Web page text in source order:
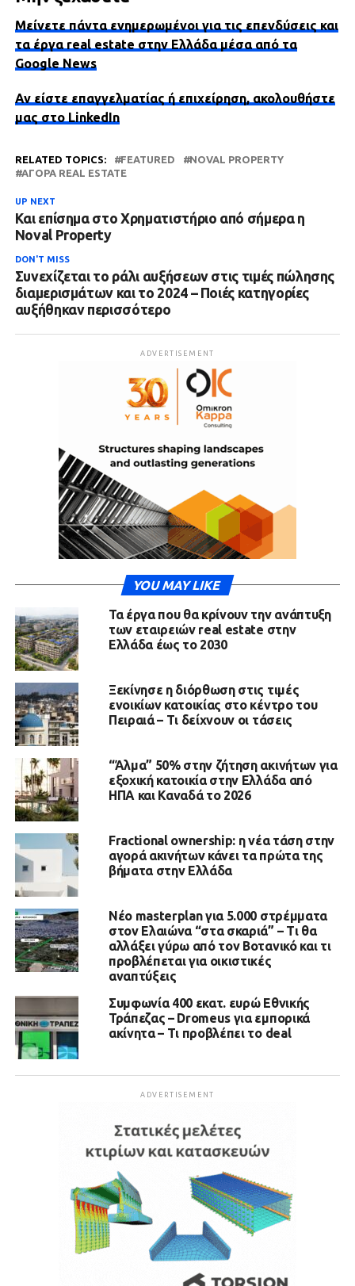
Μείνετε πάντα ενημερωμένοι για τις επενδύσεις και
τα έργα real estate στην Ελλάδα μέσα από τα
Google News
Αν είστε επαγγελματίας ή επιχείρηση, ακολουθήστε
μας στο LinkedIn
RELATED TOPICS: FEATURED
NOVAL PROPERTY
ΑΓΟΡΆ REAL ESTATE
UP NEXT
Και επίσημα στο Χρηματιστήριο από σήμερα η
Noval Property
DON'T MISS
Συνεχίζεται το ράλι αυξήσεων στις τιμές πώλησης
διαμερισμάτων και το 2024 – Ποιές κατηγορίες
αυξήθηκαν περισσότερο
ADVERTISEMENT
YOU MAY LIKE
Τα έργα που θα κρίνουν την ανάπτυξη
των εταιρειών real estate στην
Ελλάδα έως το 2030
Ξεκίνησε η διόρθωση στις τιμές
ενοικίων κατοικίας στο κέντρο του
Πειραιά – Τι δείχνουν οι τάσεις
“Άλμα” 50% στην ζήτηση ακινήτων για
εξοχική κατοικία στην Ελλάδα από
ΗΠΑ και Καναδά το 2026
Fractional ownership: η νέα τάση στην
αγορά ακινήτων κάνει τα πρώτα της
βήματα στην Ελλάδα
Νέο masterplan για 5.000 στρέμματα
στον Ελαιώνα “στα σκαριά” – Τι θα
αλλάξει γύρω από τον Βοτανικό και τι
προβλέπεται για οικιστικές
αναπτύξεις
Συμφωνία 400 εκατ. ευρώ Εθνικής
Τράπεζας – Dromeus για εμπορικά
ακίνητα – Τι προβλέπει το deal
ADVERTISEMENT